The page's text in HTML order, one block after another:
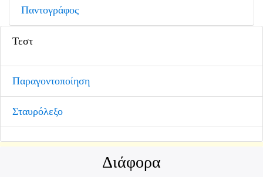
Παντογράφος
Τεστ
Παραγοντοποίηση
Σταυρόλεξο
Διάφορα